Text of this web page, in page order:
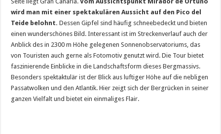
wird man mit einer spektakulären Aussicht auf den Pico del
Teide belohnt. Dessen Gipfel sind häufig schneebedeckt und bieten
einen wunderschönes Bild. Interessant ist im Streckenverlauf auch der
Anblick des in 2300 m Höhe gelegenen Sonnenobservatoriums, das
von Touristen auch gerne als Fotomotiv genutzt wird. Die Tour bietet
faszinierende Einblicke in die Landschaftsform dieses Bergmassivs.
Besonders spektaktulär ist der Blick aus luftiger Höhe auf die nebligen
Passatwolken und den Atlantik. Hier zeigt sich der Bergrücken in seiner
ganzen Vielfalt und bietet ein einmaliges Flair.